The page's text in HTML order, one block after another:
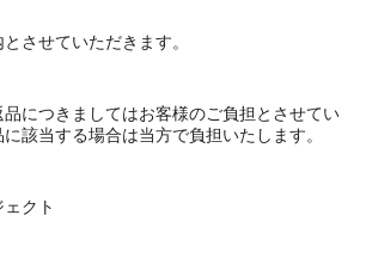
させていただきます。
につきましてはお客様のご負担とさせてい
該当する場合は当方で負担いたします。
クト